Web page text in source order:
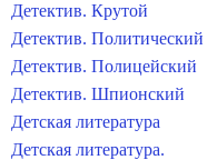
Детектив. Крутой
Детектив. Политический
Детектив. Полицейский
Детектив. Шпионский
Детская литература
Детская литература.